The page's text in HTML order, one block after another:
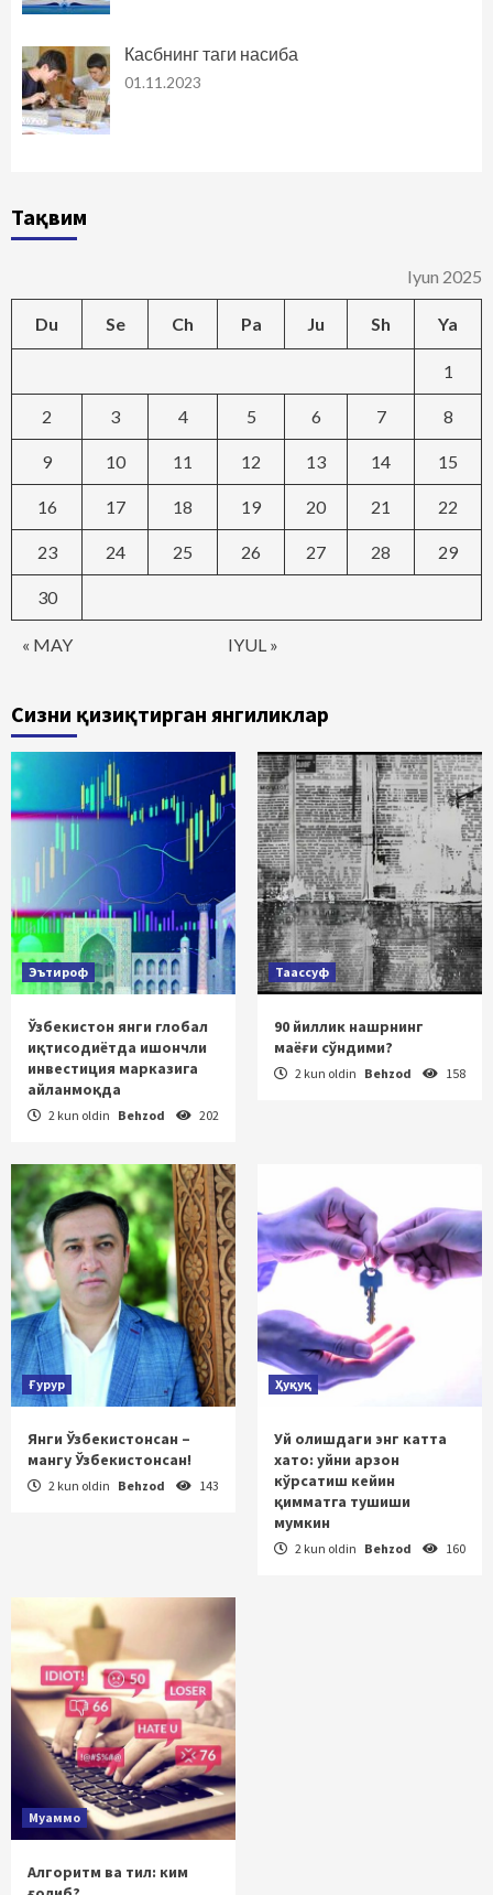
Касбнинг таги насиба
01.11.2023
Тақвим
Iyun 2025
Du Se Ch Pa Ju Sh Ya
« MAY IYUL »
1
2 3 4 5 6 7 8
9 10 11 12 13 14 15
16 17 18 19 20 21 22
23 24 25 26 27 28 29
30
Сизни қизиқтирган янгиликлар
Эътироф
Ўзбекистон янги глобал
иқтисодиётда ишончли
инвестиция марказига
айланмоқда
2 kun oldin Behzod 202
Таассуф
90 йиллик нашрнинг
маёғи сўндими?
2 kun oldin Behzod 158
Ғурур
Янги Ўзбекистонсан –
мангу Ўзбекистонсан!
2 kun oldin Behzod 143
Ҳуқуқ
Уй олишдаги энг катта
хато: уйни арзон
кўрсатиш кейин
қимматга тушиши
мумкин
2 kun oldin Behzod 160
Муаммо
Алгоритм ва тил: ким